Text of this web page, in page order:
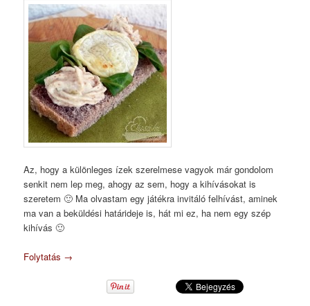
Az, hogy a különleges ízek szerelmese vagyok már gondolom
senkit nem lep meg, ahogy az sem, hogy a kihívásokat is
szeretem 🙂 Ma olvastam egy játékra invitáló felhívást, aminek
ma van a beküldési határideje is, hát mi ez, ha nem egy szép
kihívás 🙂
Folytatás →